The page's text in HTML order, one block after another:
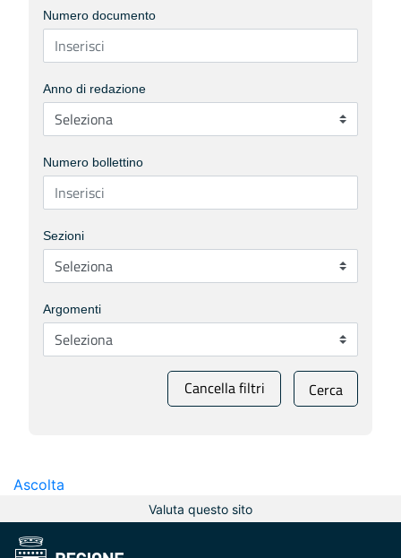
Numero documento
Anno di redazione
Numero bollettino
Sezioni
Argomenti
Cancella filtri Cerca
Ascolta
Valuta questo sito